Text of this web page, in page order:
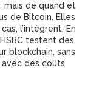
mais de quand et
de Bitcoin. Elles
l’intègrent. En
testent des
blockchain, sans
des coûts